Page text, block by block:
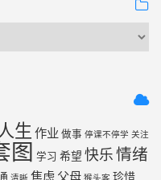
生 作业 做事 停课不停学 关注
图 学习 希望 快乐情绪
焦虑 父母 珍惜